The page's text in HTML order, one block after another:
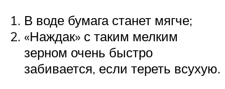
В воде бумага станет мягче;
«Наждак» с таким мелким
зерном очень быстро
забивается, если тереть всухую.